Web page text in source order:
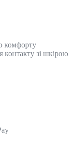
комфорту
контакту зі шкірою